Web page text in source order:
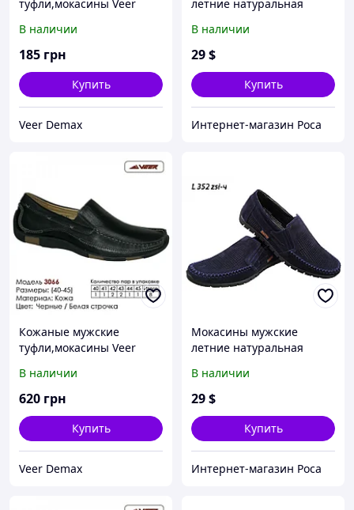
туфли,мокасины Veer
В наличии
185 грн
Купить
Veer Demax
летние натуральная
на резинке синие (L
352сз-ч) 41
В наличии
29$
Купить
Интернет-магазин Роса
Кожаные мужские
туфли,мокасины Veer
В наличии
620 грн
Купить
Veer Demax
Мокасины мужские
летние натуральная
на резинке синие (L
352сз-ч) 39
В наличии
29$
Купить
Интернет-магазин Роса